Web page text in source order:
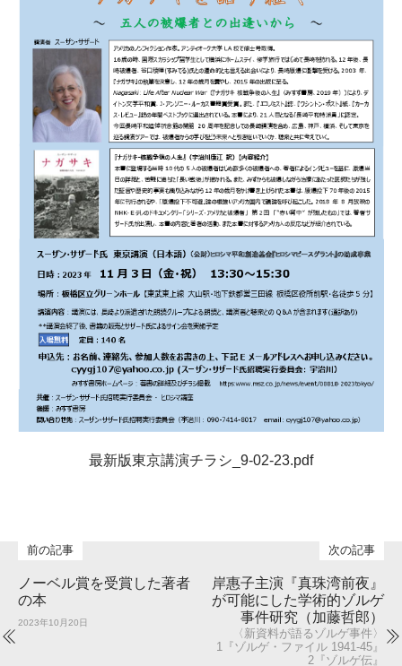
最新版東京講演チラシ_9-02-23.pdf
ノーベル賞を受賞した著者
の本
2023年10月20日
岸惠子主演『真珠湾前夜』
が可能にした学術的ゾルゲ
事件研究（加藤哲郎）
〈新資料が語るゾルゲ事件〉
1『ゾルゲ・ファイル 1941-45』
2『ゾルゲ伝』